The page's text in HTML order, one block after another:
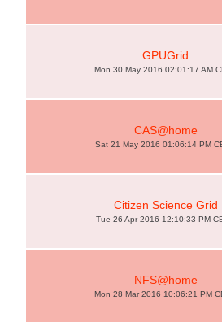
GPUGrid
Mon 30 May 2016 02:01:17 AM
CAS@home
Sat 21 May 2016 01:06:14 PM
Citizen Science Grid
Tue 26 Apr 2016 12:10:33 PM
NFS@home
Mon 28 Mar 2016 10:06:21 PM